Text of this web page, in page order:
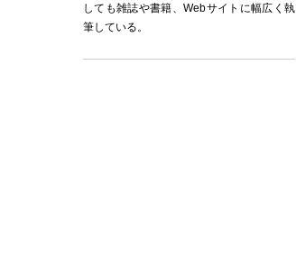
しても雑誌や書籍、Webサイトに幅広く執
筆している。